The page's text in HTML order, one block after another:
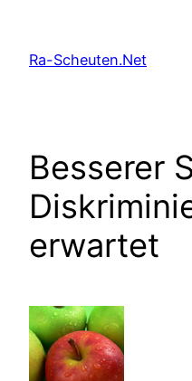
springen
Ra-Scheuten.Net
Besserer
erwartet